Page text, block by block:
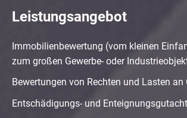
Leistungsangebot
Immobilienbewertung (vom kleinen
zum großen Gewerbe- oder
Bewertungen von Rechten und Lasten an
Entschädigungs- und